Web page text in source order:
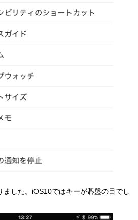
ました。iOS10ではキーが碁盤の目でし